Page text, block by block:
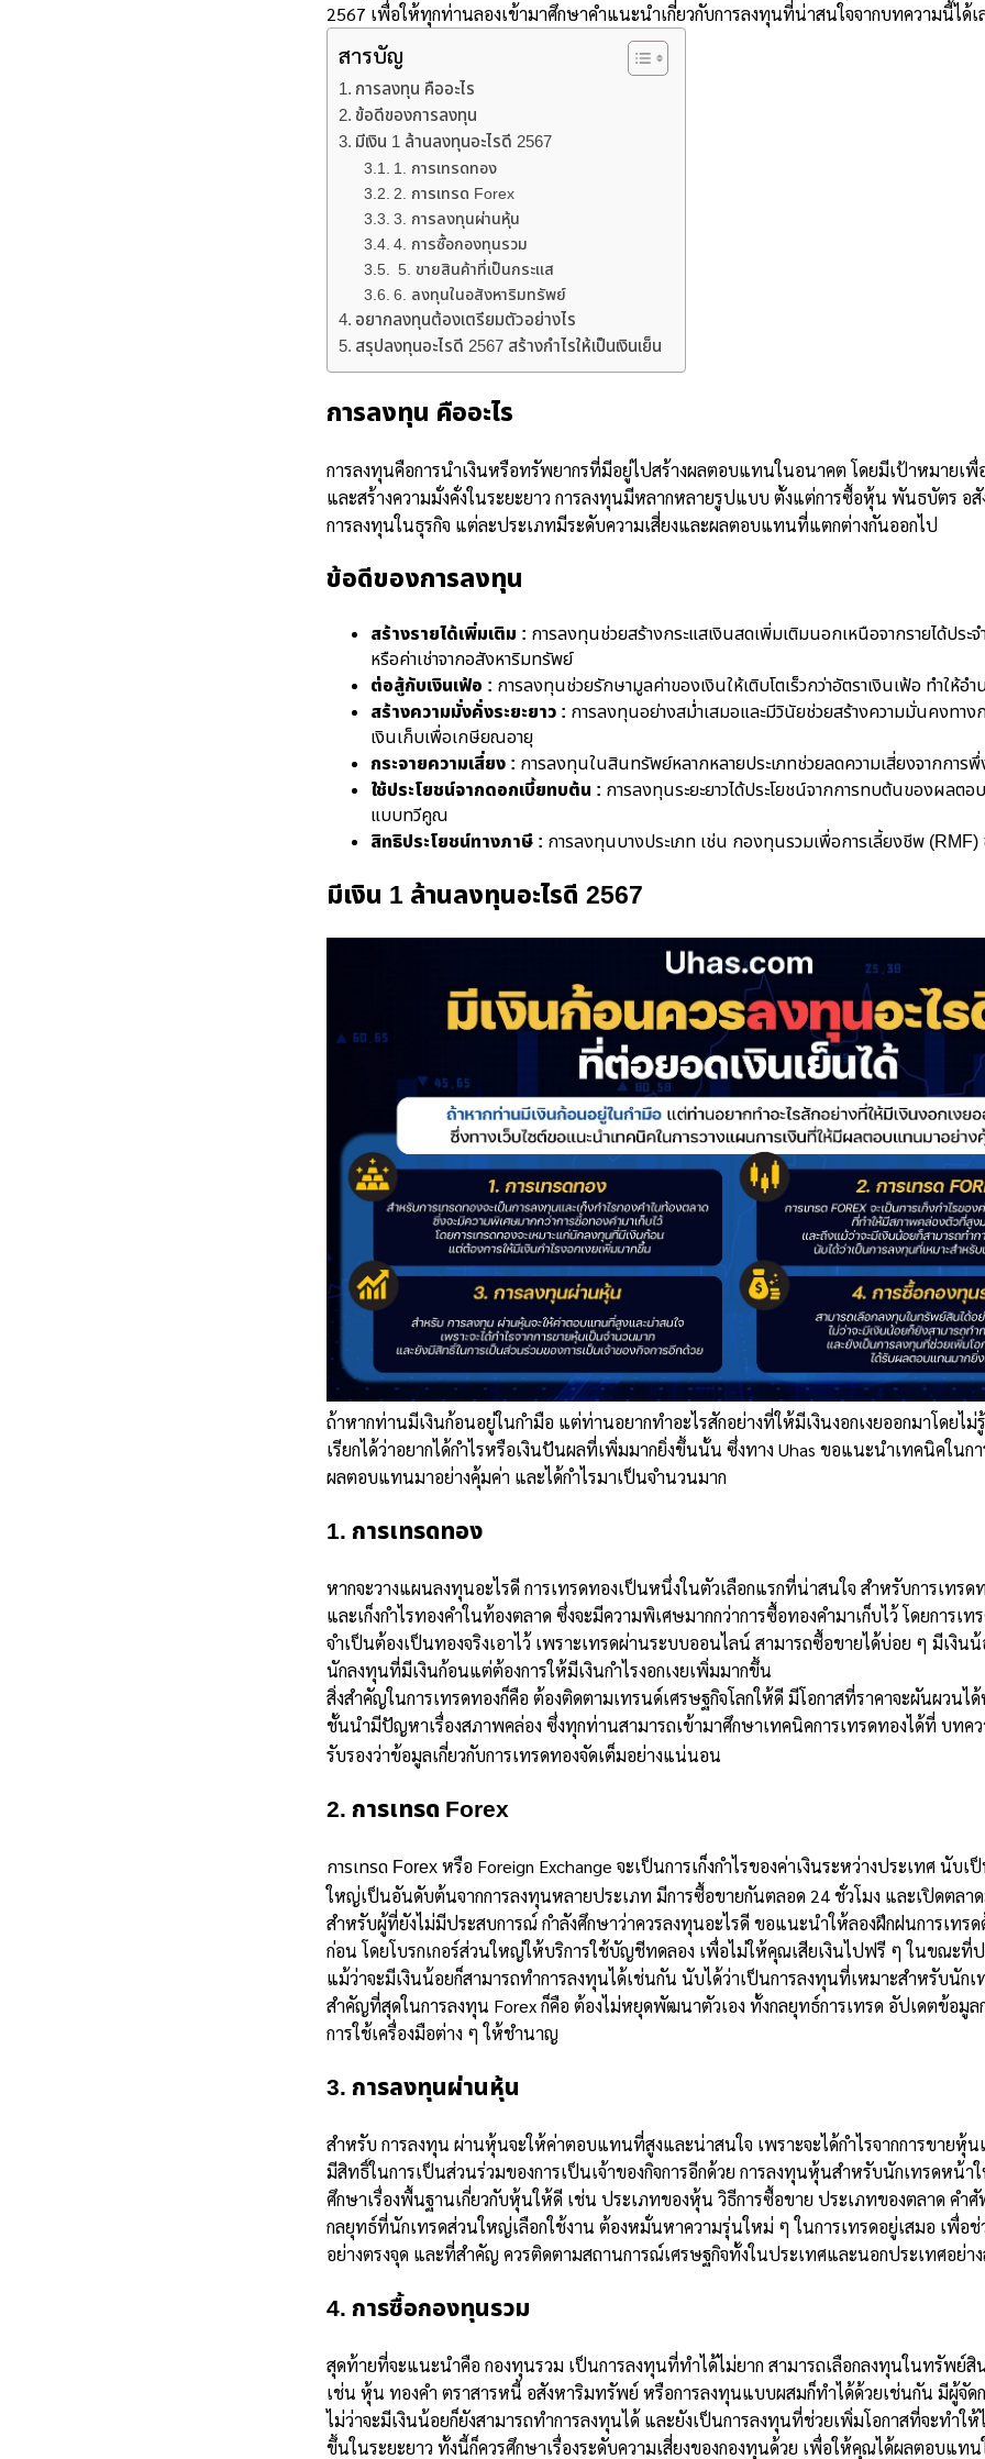
2567 เพื่อให้ทุกท่านลองเข้ามาศึกษาคำแนะนำเกี่ยวกับการลงทุนที่น่าสนใจจากบทความนี้ได้เ
สารบัญ
การลงทุน คืออะไร
ข้อดีของการลงทุน
มีเงิน 1 ล้านลงทุนอะไรดี 2567
1. การเทรดทอง
2. การเทรด Forex
3. การลงทุนผ่านหุ้น
4. การซื้อกองทุนรวม
5. ขายสินค้าที่เป็นกระแส
6. ลงทุนในอสังหาริมทรัพย์
อยากลงทุนต้องเตรียมตัวอย่างไร
สรุปลงทุนอะไรดี 2567 สร้างกำไรให้เป็นเงินเย็น
การลงทุน คืออะไร
การลงทุนคือการนำเงินหรือทรัพยากรที่มีอยู่ไปสร้างผลตอบแทนในอนาคต โดยมีเป้าหมายเ
และสร้างความมั่งคั่งในระยะยาว การลงทุนมีหลากหลายรูปแบบ ตั้งแต่การซื้อหุ้น พันธบัตร อ
การลงทุนในธุรกิจ แต่ละประเภทมีระดับความเสี่ยงและผลตอบแทนที่แตกต่างกันออกไป
ข้อดีของการลงทุน
สร้างรายได้เพิ่มเติม : การลงทุนช่วยสร้างกระแสเงินสดเพิ่มเติมนอกเหนือจากรายได้ประ
หรือค่าเช่าจากอสังหาริมทรัพย์
ต่อสู้กับเงินเฟ้อ : การลงทุนช่วยรักษามูลค่าของเงินให้เติบโตเร็วกว่าอัตราเงินเฟ้อ ทำให้อ
สร้างความมั่งคั่งระยะยาว : การลงทุนอย่างสม่ำเสมอและมีวินัยช่วยสร้างความมั่นคงทางก
เงินเก็บเพื่อเกษียณอายุ
กระจายความเสี่ยง : การลงทุนในสินทรัพย์หลากหลายประเภทช่วยลดความเสี่ยงจากการพึ่
ใช้ประโยชน์จากดอกเบี้ยทบต้น : การลงทุนระยะยาวได้ประโยชน์จากการทบต้นของผลตอ
แบบทวีคูณ
สิทธิประโยชน์ทางภาษี : การลงทุนบางประเภท เช่น กองทุนรวมเพื่อการเลี้ยงชีพ
มีเงิน 1 ล้านลงทุนอะไรดี 2567
ถ้าหากท่านมีเงินก้อนอยู่ในกำมือ แต่ท่านอยากทำอะไรสักอย่างที่ให้มีเงินงอกเงยออกมาโดยไม่
เรียกได้ว่าอยากได้กำไรหรือเงินปันผลที่เพิ่มมากยิ่งขึ้นนั้น ซึ่งทาง Uhas ขอแนะนำเทคนิคในก
ผลตอบแทนมาอย่างคุ้มค่า และได้กำไรมาเป็นจำนวนมาก
1. การเทรดทอง
หากจะวางแผนลงทุนอะไรดีการเทรดทองเป็นหนึ่งในตัวเลือกแรกที่น่าสนใจ สำหรับการเทรด
และเก็งกำไรทองคำในท้องตลาด ซึ่งจะมีความพิเศษมากกว่าการซื้อทองคำมาเก็บไว้ โดยการเท
จำเป็นต้องเป็นทองจริงเอาไว้ เพราะเทรดผ่านระบบออนไลน์ สามารถซื้อขายได้บ่อย ๆ มีเงิน
นักลงทุนที่มีเงินก้อนแต่ต้องการให้มีเงินกำไรงอกเงยเพิ่มมากขึ้น
สิ่งสำคัญในการเทรดทองก็คือ ต้องติดตามเทรนด์เศรษฐกิจโลกให้ดี มีโอกาสที่ราคาจะผันผวนไ
ชั้นนำมีปัญหาเรื่องสภาพคล่อง ซึ่งทุกท่านสามารถเข้ามาศึกษาเทคนิคการเทรดทองได้ที่ บทค
รับรองว่าข้อมูลเกี่ยวกับการเทรดทองจัดเต็มอย่างแน่นอน
2. การเทรด Forex
การเทรด Forexหรือ Foreign Exchange จะเป็นการเก็งกำไรของค่าเงินระหว่างประเทศนับเ
ใหญ่เป็นอันดับต้นจากการลงทุนหลายประเภท มีการซื้อขายกันตลอด 24 ชั่วโมง และเปิดตลา
สำหรับผู้ที่ยังไม่มีประสบการณ์ กำลังศึกษาว่าควรลงทุนอะไรดีขอแนะนำให้ลองฝึกฝนการเทรด
ก่อน โดยโบรกเกอร์ส่วนใหญ่ให้บริการใช้บัญชีทดลอง เพื่อไม่ให้คุณเสียเงินไปฟรี ๆ ในขณะที่
แม้ว่าจะมีเงินน้อยก็สามารถทำการลงทุนได้เช่นกัน นับได้ว่าเป็นการลงทุนที่เหมาะสำหรับนักเ
สำคัญที่สุดในการลงทุน Forex ก็คือ ต้องไม่หยุดพัฒนาตัวเอง ทั้งกลยุทธ์การเทรด อัปเดตข้อมูล
การใช้เครื่องมือต่าง ๆ ให้ชำนาญ
3. การลงทุนผ่านหุ้น
สำหรับ การลงทุน ผ่านหุ้นจะให้ค่าตอบแทนที่สูงและน่าสนใจ เพราะจะได้กำไรจากการขายหุ้
มีสิทธิ์ในการเป็นส่วนร่วมของการเป็นเจ้าของกิจการอีกด้วย การลงทุนหุ้นสำหรับนักเทรดหน้าใ
ศึกษาเรื่องพื้นฐานเกี่ยวกับหุ้นให้ดี เช่น ประเภทของหุ้น วิธีการซื้อขาย ประเภทของตลาด คำ
กลยุทธ์ที่นักเทรดส่วนใหญ่เลือกใช้งาน ต้องหมั่นหาความรุ่นใหม่ ๆ ในการเทรดอยู่เสมอ เพื่อช่
อย่างตรงจุด และที่สำคัญ ควรติดตามสถานการณ์เศรษฐกิจทั้งในประเทศและนอกประเทศอย่า
4. การซื้อกองทุนรวม
สุดท้ายที่จะแนะนำคือ กองทุนรวม เป็นการลงทุนที่ทำได้ไม่ยาก สามารถเลือกลงทุนในทรัพย์สิ
เช่น หุ้น ทองคำ ตราสารหนี้ อสังหาริมทรัพย์ หรือการลงทุนแบบผสมก็ทำได้ด้วยเช่นกัน มีผู้จัด
ไม่ว่าจะมีเงินน้อยก็ยังสามารถทำการลงทุนได้ และยังเป็นการลงทุนที่ช่วยเพิ่มโอกาสที่จะทำใ
ขึ้นในระยะยาว ทั้งนี้ก็ควรศึกษาเรื่องระดับความเสี่ยงของกองทุนด้วย เพื่อให้คุณได้ผลตอบแท